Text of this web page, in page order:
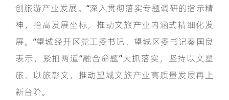
创旅游产业发展。“深入贯彻落实专题调研的指示精
神，抬高发展坐标，推动文旅产业内涵式精细化发
展。”望城经开区党工委书记、望城区委书记秦国良
表示，紧扣两道“融合命题”大抓落实，坚持以文塑
旅、以旅彰文，推动望城文旅产业高质量发展再上
新台阶。